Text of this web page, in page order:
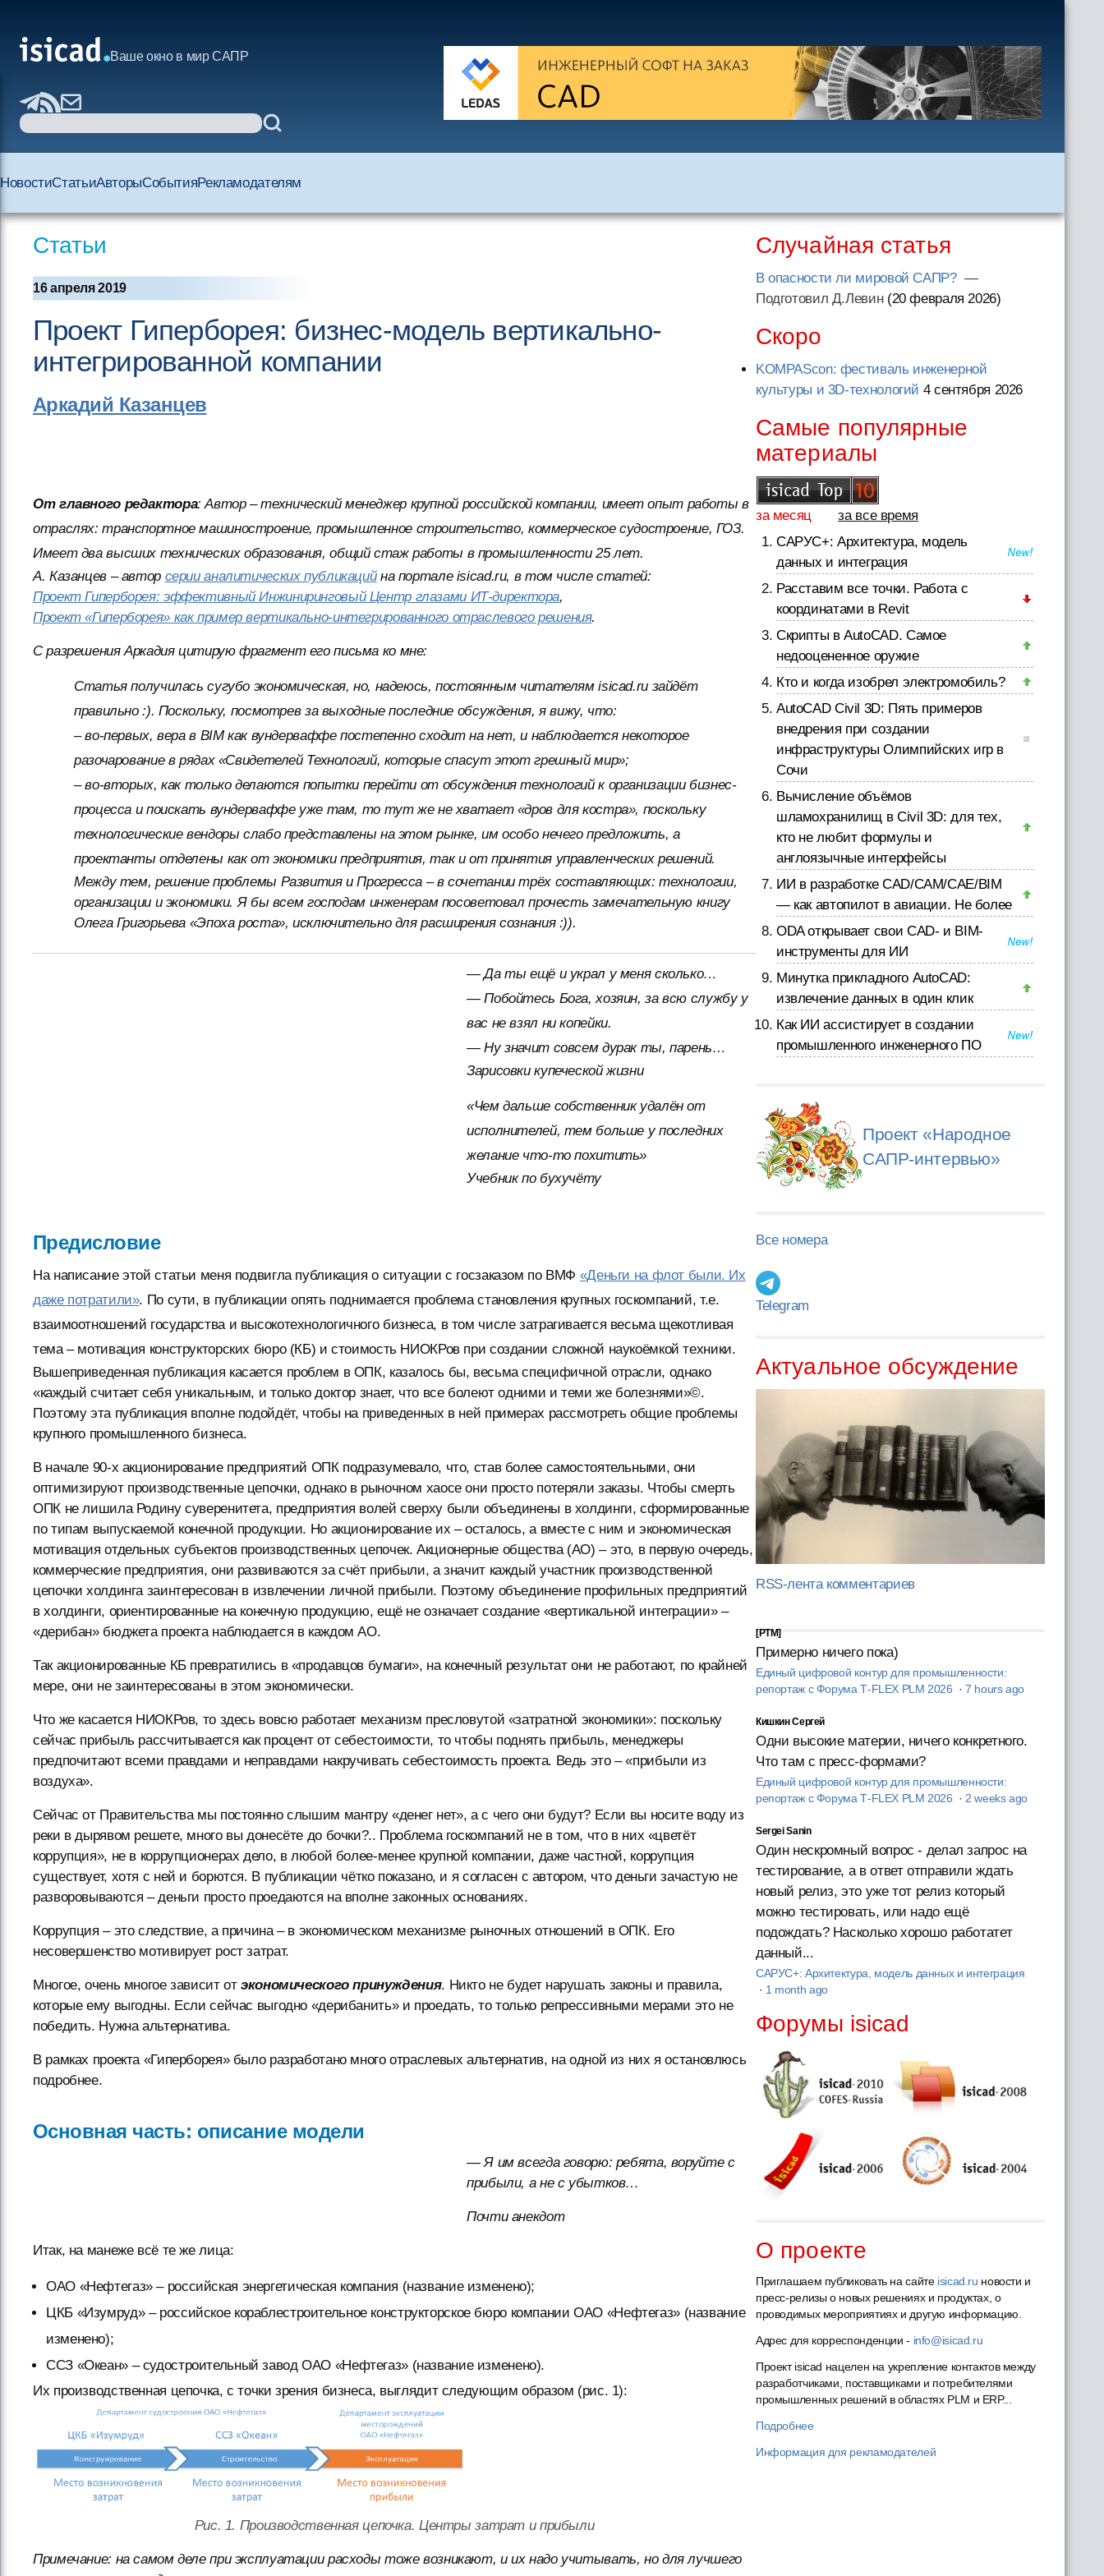
Ваше окно в мир САПР
НовостиСтатьиАвторыСобытияРекламодателям
Статьи
16 апреля 2019
Проект Гиперборея: бизнес-модель вертикально-
интегрированной компании
Аркадий Казанцев
От главного редактора: Автор – технический менеджер крупной российской компании, имеет опыт работы в
отраслях: транспортное машиностроение, промышленное строительство, коммерческое судостроение, ГОЗ.
Имеет два высших технических образования, общий стаж работы в промышленности 25 лет.
А. Казанцев – автор серии аналитических публикацийна портале isicad.ru, в том числе статей:
Проект Гиперборея: эффективный Инжиниринговый Центр глазами ИТ-директора,
Проект «Гиперборея» как пример вертикально-интегрированного отраслевого решения.
С разрешения Аркадия цитирую фрагмент его письма ко мне:
Статья получилась сугубо экономическая, но, надеюсь, постоянным читателям isicad.ru зайдёт
правильно :). Поскольку, посмотрев за выходные последние обсуждения, я вижу, что:
– во-первых, вера в BIM как вундерваффе постепенно сходит на нет, и наблюдается некоторое
разочарование в рядах «Свидетелей Технологий, которые спасут этот грешный мир»;
– во-вторых, как только делаются попытки перейти от обсуждения технологий к организации бизнес-
процесса и поискать вундерваффе уже там, то тут же не хватает «дров для костра», поскольку
технологические вендоры слабо представлены на этом рынке, им особо нечего предложить, а
проектанты отделены как от экономики предприятия, так и от принятия управленческих решений.
Между тем, решение проблемы Развития и Прогресса – в сочетании трёх составляющих: технологии,
организации и экономики. Я бы всем господам инженерам посоветовал прочесть замечательную книгу
Олега Григорьева «Эпоха роста», исключительно для расширения сознания :)).
—Да ты ещё и украл у меня сколько…
— Побойтесь Бога, хозяин, за всю службу у
вас не взял ни копейки.
— Ну значит совсем дурак ты, парень…
Зарисовки купеческой жизни
«Чем дальше собственник удалён от
исполнителей, тем больше у последних
желание что-то похитить»
Учебник по бухучёту
Предисловие
На написание этой статьи меня подвигла публикация о ситуации с госзаказом по ВМФ «Деньги на флот были. Их
даже потратили». По сути, в публикации опять поднимается проблема становления крупных госкомпаний, т.е.
взаимоотношений государства и высокотехнологичного бизнеса, в том числе затрагивается весьма щекотливая
тема – мотивация конструкторских бюро (КБ) и стоимость НИОКРов при создании сложной наукоёмкой техники.
Вышеприведенная публикация касается проблем в ОПК, казалось бы, весьма специфичной отрасли, однако
«каждый считает себя уникальным, и только доктор знает, что все болеют одними и теми же болезнями»©.
Поэтому эта публикация вполне подойдёт, чтобы на приведенных в ней примерах рассмотреть общие проблемы
крупного промышленного бизнеса.
В начале 90-х акционирование предприятий ОПК подразумевало, что, став более самостоятельными, они
оптимизируют производственные цепочки, однако в рыночном хаосе они просто потеряли заказы. Чтобы смерть
ОПК не лишила Родину суверенитета, предприятия волей сверху были объединены в холдинги, сформированные
по типам выпускаемой конечной продукции. Но акционирование их – осталось, а вместе с ним и экономическая
мотивация отдельных субъектов производственных цепочек.Акционерные общества (АО) – это, в первую очередь,
коммерческие предприятия, они развиваются за счёт прибыли, а значит каждый участник производственной
цепочки холдинга заинтересован в извлечении личной прибыли. Поэтому объединение профильных предприятий
в холдинги, ориентированные на конечную продукцию, ещё не означает создание «вертикальной интеграции» –
«дерибан» бюджета проекта наблюдается в каждом АО.
Так акционированные КБ превратились в «продавцов бумаги», на конечный результат они не работают, по крайней
мере, они не заинтересованы в этом экономически.
Что же касается НИОКРов, то здесь вовсю работает механизм пресловутой «затратной экономики»: поскольку
сейчас прибыль рассчитывается как процент от себестоимости, то чтобы поднять прибыль, менеджеры
предпочитают всеми правдами и неправдами накручивать себестоимость проекта. Ведь это – «прибыли из
воздуха».
Сейчас от Правительства мы постоянно слышим мантру «денег нет», а с чего они будут? Если вы носите воду из
реки в дырявом решете, много вы донесёте до бочки?.. Проблема госкомпаний не в том, что в них «цветёт
коррупция», не в коррупционерах дело, в любой более-менее крупной компании, даже частной, коррупция
существует, хотя с ней и борются. В публикации чётко показано, и я согласен с автором, что деньги зачастую не
разворовываются – деньги просто проедаются на вполне законных основаниях.
Коррупция – это следствие, а причина – в экономическом механизме рыночных отношений в ОПК. Его
несовершенство мотивирует рост затрат.
Многое, очень многое зависит отэкономического принуждения. Никто не будет нарушать законы и правила,
которые ему выгодны. Если сейчас выгодно «дерибанить» и проедать, то только репрессивными мерами это не
победить. Нужна альтернатива.
В рамках проекта «Гиперборея» было разработано много отраслевых альтернатив, на одной из них я остановлюсь
подробнее.
Основная часть: описание модели
— Я им всегда говорю: ребята, воруйте с
прибыли, а не с убытков…
Почти анекдот
Итак, на манеже всё те же лица:
ОАО «Нефтегаз» – российская энергетическая компания (название изменено);
ЦКБ «Изумруд» – российское кораблестроительное конструкторское бюро компании ОАО «Нефтегаз» (название
изменено);
ССЗ «Океан» – судостроительный завод ОАО «Нефтегаз» (название изменено).
Их производственная цепочка, с точки зрения бизнеса, выглядит следующим образом (рис. 1):
Рис. 1. Производственная цепочка. Центры затрат и прибыли
Примечание: на самом деле при эксплуатации расходы тоже возникают, и их надо учитывать, но для лучшего
Случайная статья
В опасности ли мировой САПР? —
Подготовил Д.Левин (20 февраля 2026)
Скоро
KOMPAScon: фестиваль инженерной
культуры и 3D-технологий 4 сентября 2026
Самые популярные
материалы
за месяц
за все время
САРУС+: Архитектура, модель
данных и интеграция
Расставим все точки. Работа с
координатами в Revit
Скрипты в AutoCAD. Самое
недооцененное оружие
Кто и когда изобрел электромобиль?
AutoCAD Civil 3D: Пять примеров
внедрения при создании
инфраструктуры Олимпийских игр в
Сочи
Вычисление объёмов
шламохранилищ в Civil 3D: для тех,
кто не любит формулы и
англоязычные интерфейсы
ИИ в разработке CAD/CAM/CAE/BIM
— как автопилот в авиации. Не более
ODA открывает свои CAD- и BIM-
инструменты для ИИ
Минутка прикладного AutoCAD:
извлечение данных в один клик
Как ИИ ассистирует в создании
промышленного инженерного ПО
Проект «Народное
САПР-интервью»
Все номера
Telegram
Актуальное обсуждение
RSS-лента комментариев
[PTM]
Примерно ничего пока)
Единый цифровой контур для промышленности:
репортаж с Форума T‑FLEX PLM 2026 ·7 hours ago
Кишкин Сергей
Одни высокие материи, ничего конкретного.
Что там с пресс-формами?
Единый цифровой контур для промышленности:
репортаж с Форума T‑FLEX PLM 2026 · 2 weeks ago
Sergei Sanin
Один нескромный вопрос - делал запрос на
тестирование, а в ответ отправили ждать
новый релиз, это уже тот релиз который
можно тестировать, или надо ещё
подождать? Насколько хорошо работатет
данный...
САРУС+: Архитектура, модель данных и интеграция
· 1 month ago
Форумы isicad
О проекте
Приглашаем публиковать на сайте isicad.ru новости и
пресс-релизы о новых решениях и продуктах, о
проводимых мероприятиях и другую информацию.
Адрес для корреспонденции - info@isicad.ru
Проект isicad нацелен на укрепление контактов между
разработчиками, поставщиками и потребителями
промышленных решений в областях PLM и ERP...
Подробнее
Информация для рекламодателей